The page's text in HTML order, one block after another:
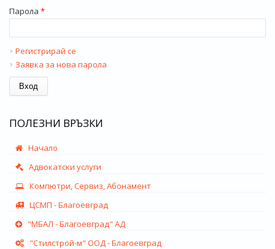
Парола *
Регистрирай се
Заявка за нова парола
ПОЛЕЗНИ ВРЪЗКИ
Начало
Адвокатски услуги
Компютри, Сервиз, Абонамент
ЦСМП - Благоевград
"МБАЛ - Благоевград" АД
"Стилстрой-м" ООД - Благоевград